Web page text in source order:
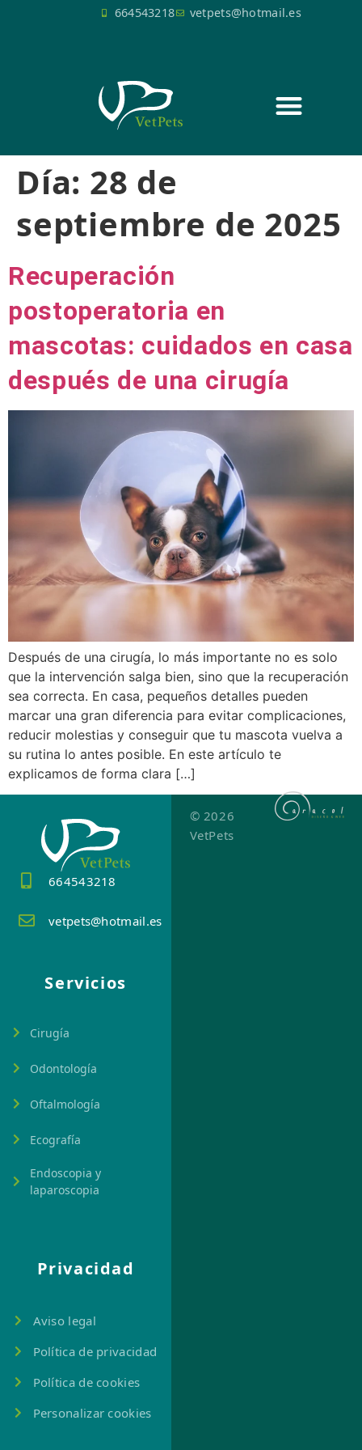
664543218 vetpets@hotmail.es
Día: 28 de
septiembre de 2025
Recuperación
postoperatoria en
mascotas: cuidados en casa
después de una cirugía
Después de una cirugía, lo más importante no es solo
que la intervención salga bien, sino que la recuperación
sea correcta. En casa, pequeños detalles pueden
marcar una gran diferencia para evitar complicaciones,
reducir molestias y conseguir que tu mascota vuelva a
su rutina lo antes posible. En este artículo te
explicamos de forma clara […]
664543218
vetpets@hotmail.es
Servicios
Cirugía
Odontología
Oftalmología
Ecografía
Endoscopia y
laparoscopia
Privacidad
Aviso legal
Política de privacidad
Política de cookies
Personalizar cookies
© 2026
VetPets